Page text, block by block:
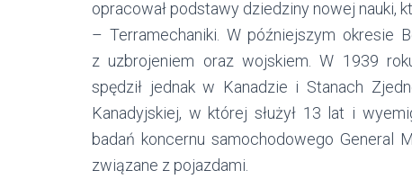
opracował podstawy dziedziny nowej nauki,
– Terramechaniki. W późniejszym okresie
z uzbrojeniem oraz wojskiem. W 1939
spędził jednak w Kanadzie i Stanach
Kanadyjskiej, w której służył 13 lat i
badań koncernu samochodowego General
związane z pojazdami.